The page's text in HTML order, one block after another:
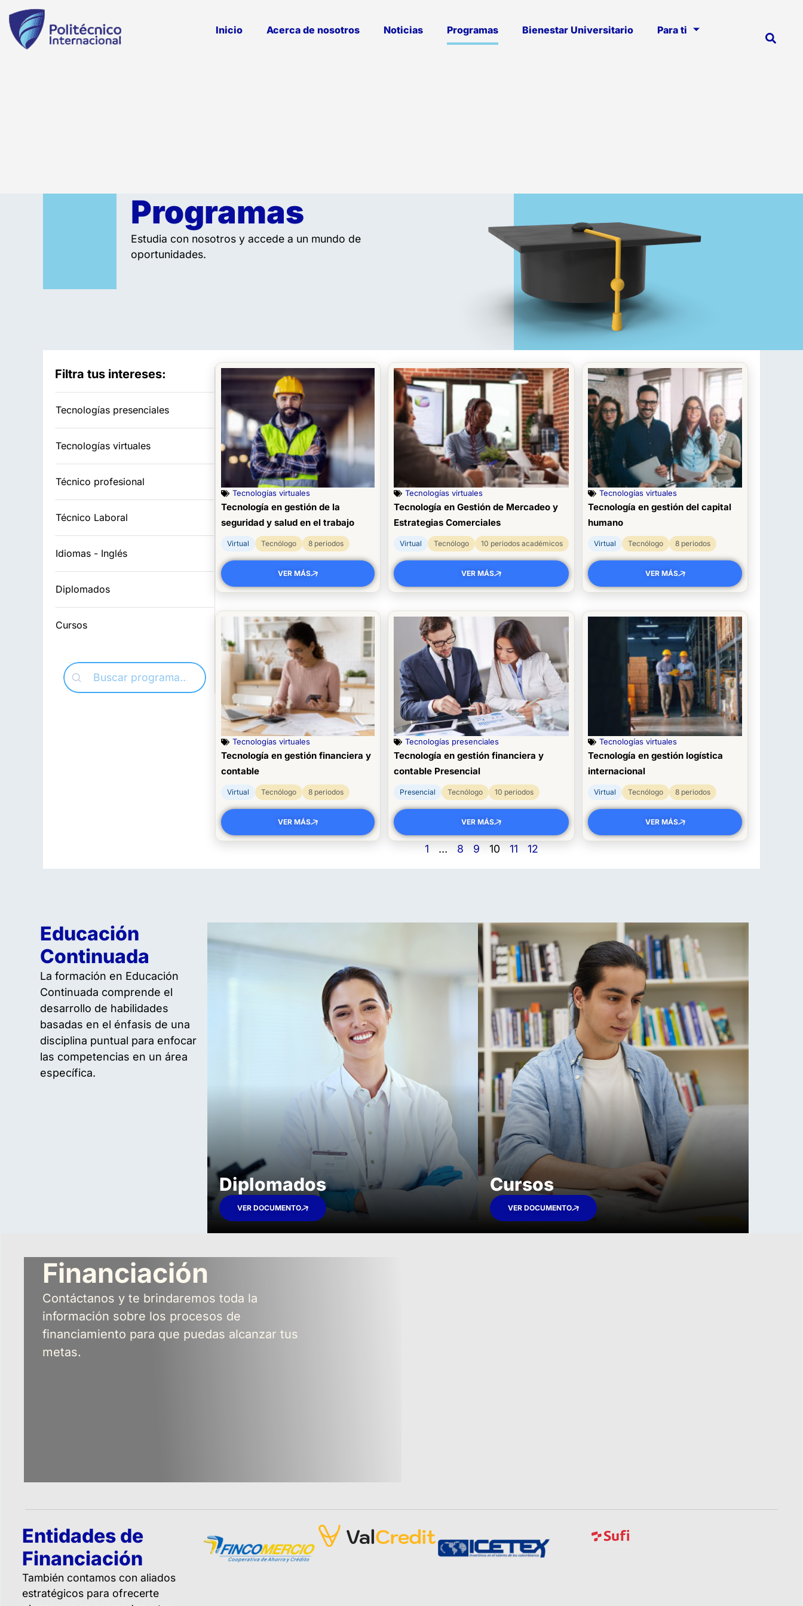
Inicio Acerca de nosotros Noticias Programas Bienestar Universitario Para ti
Programas
Estudia con nosotros y accede a un mundo de
oportunidades.
Filtra tus intereses:
Tecnologías presenciales
Tecnologías virtuales
Técnico profesional
Técnico Laboral
Idiomas - Inglés
Diplomados
Cursos
Tecnologías virtuales
Tecnología en gestión de la
seguridad y salud en el trabajo
Virtual Tecnólogo 8 periodos
VER MÁS
Tecnologías virtuales
Tecnología en Gestión de Mercadeo y
Estrategias Comerciales
Virtual Tecnólogo 10 periodos académicos
VER MÁS
Tecnologías virtuales
Tecnología en gestión del capital
humano
Virtual Tecnólogo 8 periodos
VER MÁS
Tecnologías virtuales
Tecnología en gestión financiera y
contable
Virtual Tecnólogo 8 periodos
VER MÁS
Tecnologías presenciales
Tecnología en gestión financiera y
contable Presencial
Presencial Tecnólogo 10 periodos
VER MÁS
Tecnologías virtuales
Tecnología en gestión logística
internacional
Virtual Tecnólogo 8 periodos
VER MÁS
1 … 8 9 10 11 12
Educación
Continuada
La formación en Educación
Continuada comprende el
desarrollo de habilidades
basadas en el énfasis de una
disciplina puntual para enfocar
las competencias en un área
específica.
Diplomados​
VER DOCUMENTO
Cursos
VER DOCUMENTO
Financiación
Contáctanos y te brindaremos toda la
información sobre los procesos de
financiamiento para que puedas alcanzar tus
metas.
Entidades de
Financiación
También contamos con aliados
estratégicos para ofrecerte